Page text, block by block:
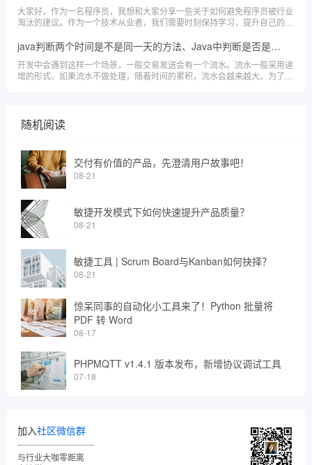
大家好，作为一名程序员，我想和大家分享一些关于如何避免程序员被行业
淘汰的建议。作为一个技术从业者，我们需要时刻保持学习，提升自己的核
java判断两个时间是不是同一天的方法、Java中判断是否是当天时间
开发中会遇到这样一个场景，一般交易发送会有一个流水。流水一般采用递
增的形式、如果流水不做处理，随着时间的累积，流水会越来越大。为了避
随机阅读
交付有价值的产品，先澄清用户故事吧！
08-21
敏捷开发模式下如何快速提升产品质量？
08-21
敏捷工具 | Scrum Board与Kanban如何抉择？
08-21
惊呆同事的自动化小工具来了！Python 批量将
PDF 转 Word
08-17
PHPMQTT v1.4.1 版本发布，新增协议调试工具
07-18
加入社区微信群
与行业大咖零距离